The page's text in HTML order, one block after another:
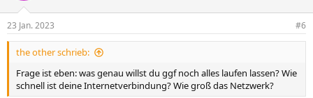
23 Jan. 2023 #6
the other schrieb:
Frage ist eben: was genau willst du ggf noch alles laufen lassen? Wie
schnell ist deine Internetverbindung? Wie groß das Netzwerk?